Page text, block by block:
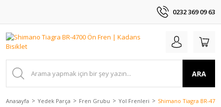
0232 369 09 63
ARA
Anasayfa Yedek Parça Fren Grubu Yol Frenleri Shimano Tiagra BR-